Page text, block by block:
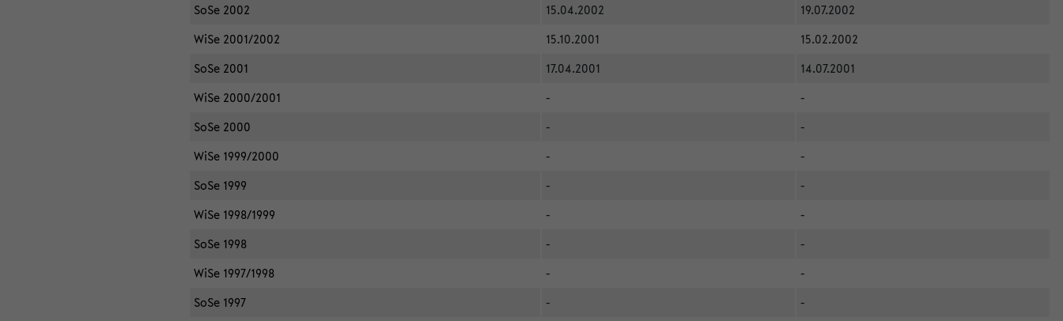
SoSe 2002
15.04.2002
19.07.2002
WiSe 2001/2002
15.10.2001
15.02.2002
SoSe 2001
17.04.2001
14.07.2001
WiSe 2000/2001
-
-
SoSe 2000
-
-
WiSe 1999/2000
-
-
SoSe 1999
-
-
WiSe 1998/1999
-
-
SoSe 1998
-
-
WiSe 1997/1998
-
-
SoSe 1997
-
-